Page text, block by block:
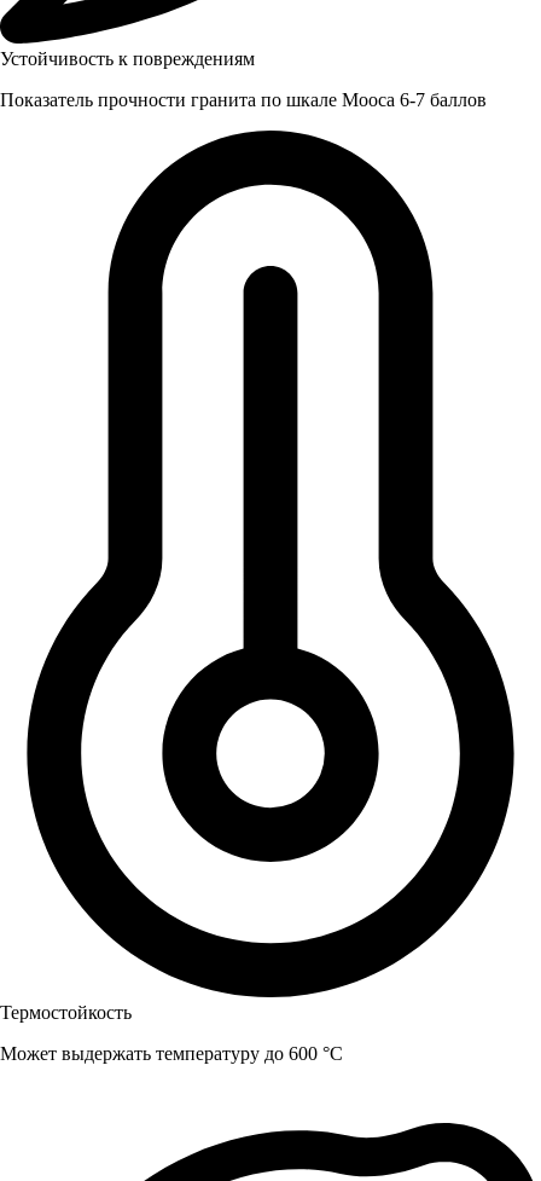
Устойчивость к повреждениям
Показатель прочности гранита по шкале Мооса 6-7 баллов
Термостойкость
Может выдержать температуру до 600 °C